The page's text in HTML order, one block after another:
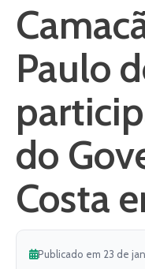
Paulo
do
Costa
Publicado em 23 de